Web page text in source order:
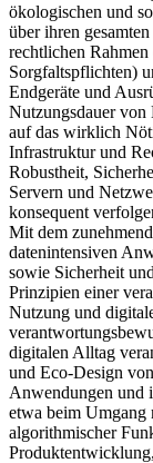
ökologischen und
über ihren
rechtlichen
Sorgfaltspflichten)
Endgeräte und
Nutzungsdauer von
auf das wirklich
Infrastruktur und
Robustheit,
Servern und
konsequent
Mit dem
datenintensiven
sowie Sicherheit
Prinzipien einer
Nutzung und
digitalen Alltag
und Eco-Design
Anwendungen und
etwa beim Umgang
algorithmischer